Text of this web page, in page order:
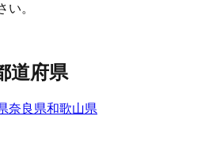
い。
道府県
奈良県和歌山県